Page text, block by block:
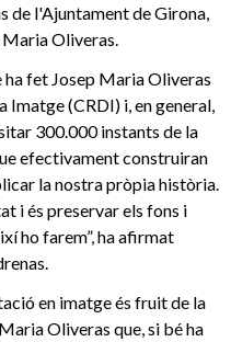
de l'Ajuntament de Girona,
Maria Oliveras.
fet Josep Maria Oliveras
Imatge (CRDI) i, en general,
300.000 instants de la
efectivament construiran
la nostra pròpia història.
i és preservar els fons i
ho farem”, ha afirmat
en imatge és fruit de la
Oliveras que, si bé ha